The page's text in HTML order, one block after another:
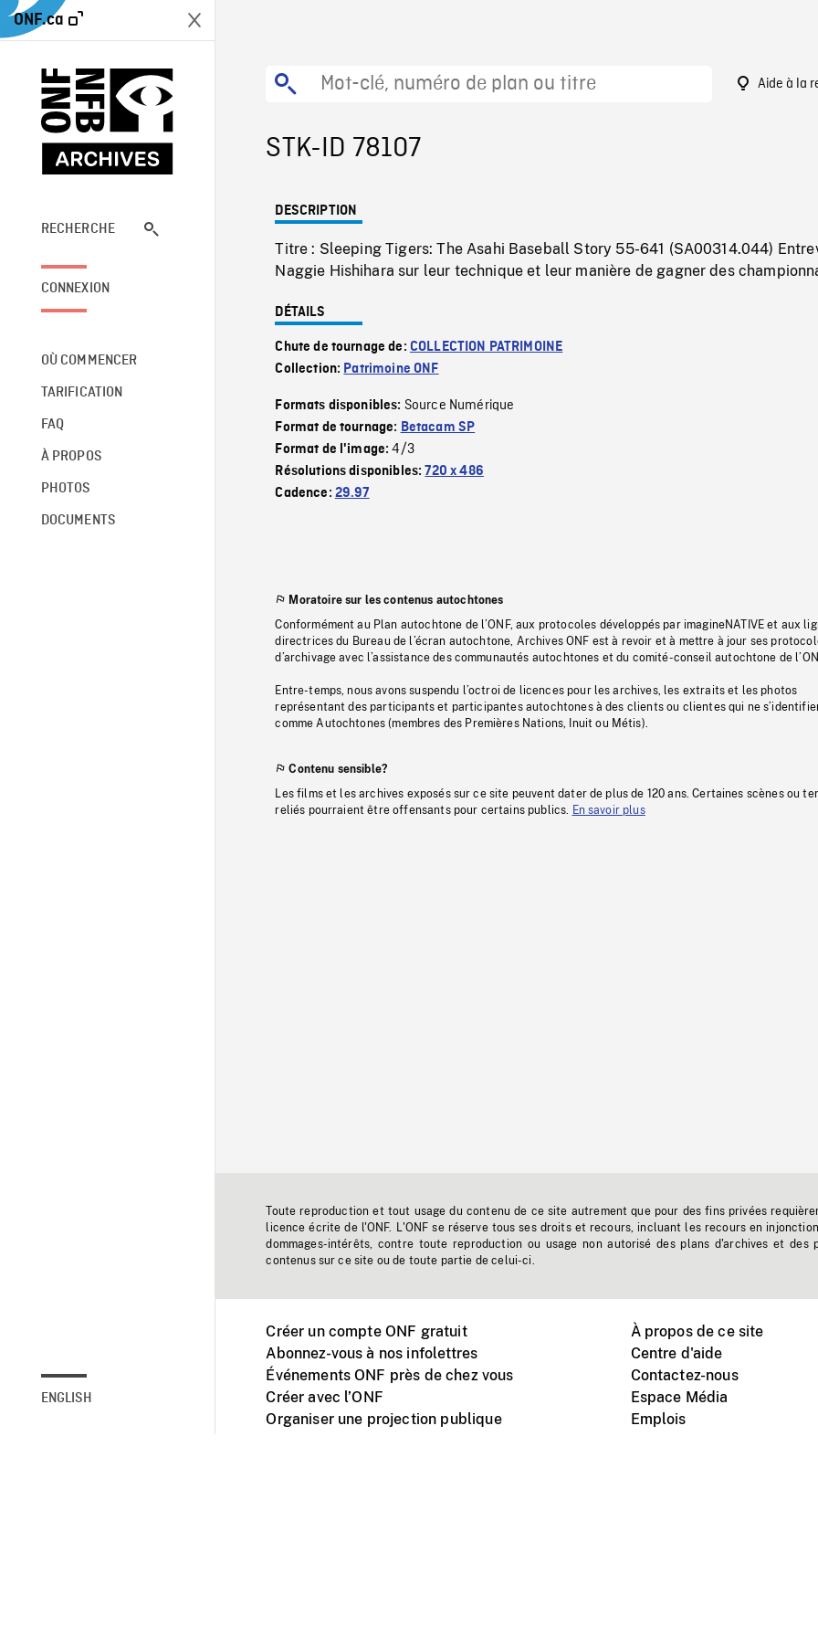
ONF.ca
RECHERCHE
CONNEXION
OÙ COMMENCER
TARIFICATION
FAQ
À PROPOS
PHOTOS
DOCUMENTS
ENGLISH
Aide à la
STK-ID 78107
DESCRIPTION
Titre : Sleeping Tigers: The Asahi Baseball Story 55-641 (SA00314.044)
Naggie Hishihara sur leur technique et leur manière de gagner des
DÉTAILS
Chute de tournage de: COLLECTION PATRIMOINE
Collection: Patrimoine ONF
Formats disponibles: Source Numérique
Format de tournage: Betacam SP
Format de l'image:4/3
Résolutions disponibles:720 x 486
Cadence: 29.97
Moratoire sur les contenus autochtones
Conformément au Plan autochtone de l’ONF, aux protocoles développés par imagineNATIVE et aux
directrices du Bureau de l’écran autochtone, Archives ONF est à revoir et à mettre à jour ses
d’archivage avec l’assistance des communautés autochtones et du comité-conseil autochtone de
Entre-temps, nous avons suspendu l’octroi de licences pour les archives, les extraits et les photos
représentant des participants et participantes autochtones à des clients ou clientes qui ne
comme Autochtones (membres des Premières Nations, Inuit ou Métis).
Contenu sensible?
Les films et les archives exposés sur ce site peuvent dater de plus de 120 ans. Certaines scènes ou
reliés pourraient être offensants pour certains publics. En savoir plus
Toute reproduction et tout usage du contenu de ce site autrement que pour des fins privées
licence écrite de l'ONF. L'ONF se réserve tous ses droits et recours, incluant les recours en
dommages-intérêts, contre toute reproduction ou usage non autorisé des plans d'archives et des
contenus sur ce site ou de toute partie de celui-ci.
Créer un compte ONF gratuit
Abonnez-vous à nos infolettres
Événements ONF près de chez vous
Créer avec l’ONF
Organiser une projection publique
À propos de ce site
Centre d'aide
Contactez-nous
Espace Média
Emplois